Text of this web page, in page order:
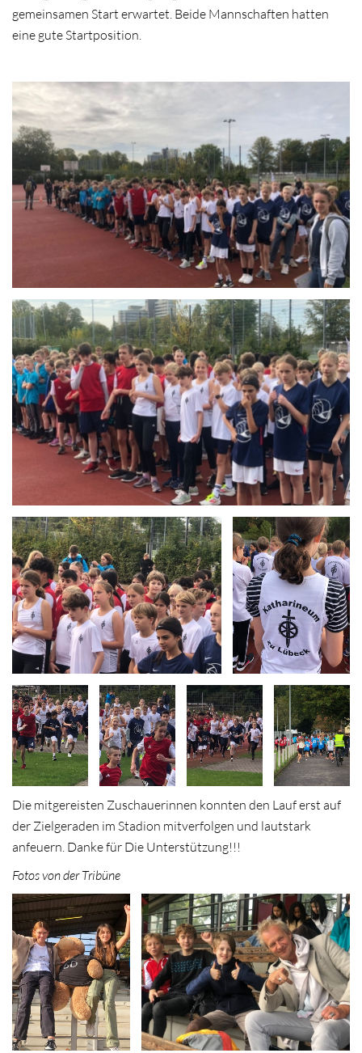
gemeinsamen Start erwartet. Beide Mannschaften hatten
eine gute Startposition.
Die mitgereisten Zuschauerinnen konnten den Lauf erst auf
der Zielgeraden im Stadion mitverfolgen und lautstark
anfeuern. Danke für Die Unterstützung!!!
Fotos von der Tribüne